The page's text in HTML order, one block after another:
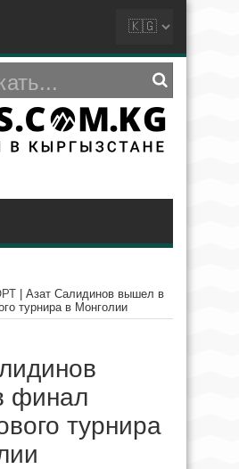
Азат Салидинов вышел в
турнира в Монголии
финал
турнира